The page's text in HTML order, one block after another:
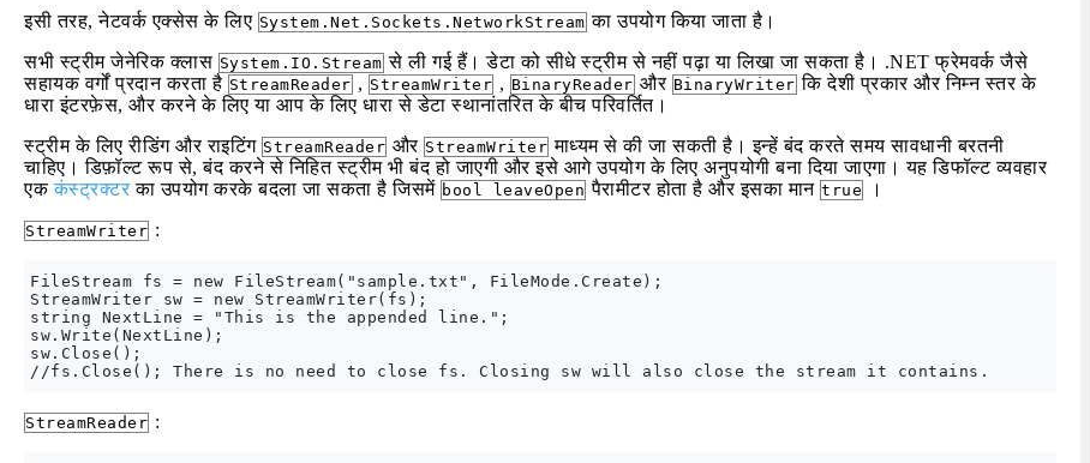
इसी तरह, नेटवर्क एक्सेस के लिए System.Net.Sockets.NetworkStream का उपयोग किया जाता है।
सभी स्ट्रीम जेनेरिक क्लास System.IO.Stream से ली गई हैं। डेटा को सीधे स्ट्रीम से नहीं पढ़ा या लिखा जा सकता है। .NET फ्रेमवर्क जैसे
सहायक वर्गों प्रदान करता है StreamReader , StreamWriter , BinaryReader और BinaryWriter कि देशी प्रकार और निम्न स्तर के
धारा इंटरफ़ेस, और करने के लिए या आप के लिए धारा से डेटा स्थानांतरित के बीच परिवर्तित।
स्ट्रीम के लिए रीडिंग और राइटिंग StreamReader और StreamWriter माध्यम से की जा सकती है। इन्हें बंद करते समय सावधानी बरतनी
चाहिए। डिफ़ॉल्ट रूप से, बंद करने से निहित स्ट्रीम भी बंद हो जाएगी और इसे आगे उपयोग के लिए अनुपयोगी बना दिया जाएगा। यह डिफॉल्ट व्यवहार
एककंस्ट्रक्टर का उपयोग करके बदला जा सकता है जिसमें bool leaveOpen पैरामीटर होता है और इसका मान true ।
StreamWriter :
FileStream fs = new FileStream("sample.txt", FileMode.Create);
StreamWriter sw = new StreamWriter(fs);
string NextLine = "This is the appended line.";
sw.Write(NextLine);
sw.Close();
StreamReader :